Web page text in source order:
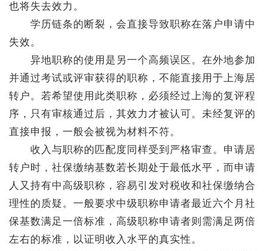
也将失去效力。
学历链条的断裂，会直接导致职称在落户申请中
失效。
异地职称的使用是另一个高频误区。在外地参加
并通过考试或评审获得的职称，不能直接用于上海居
转户。若希望使用此类职称，必须经过上海的复评程
序，只有审核通过后，其效力才被认可。未经复评的
直接申报，一般会被视为材料不符。
收入与职称的匹配度同样受到严格审查。申请居
转户时，社保缴纳基数若长期处于最低水平，而申请
人又持有中高级职称，容易引发对税收和社保缴纳合
理性的质疑。一般要求中级职称申请者最近六个月社
保基数满足一倍标准，高级职称申请者则需满足两倍
左右的标准，以证明收入水平的真实性。